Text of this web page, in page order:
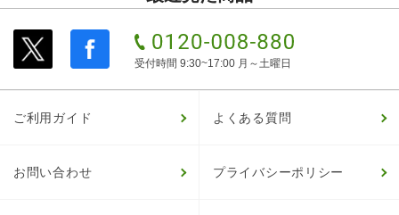
受付時間 9:30~17:00 月～土曜日
ご利用ガイド よくある質問
お問い合わせ プライバシーポリシー